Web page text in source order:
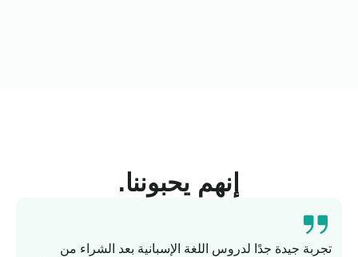
إنهم يحبوننا.
تجربة جيدة جدًا لدروس اللغة الإسبانية بعد الشراء من